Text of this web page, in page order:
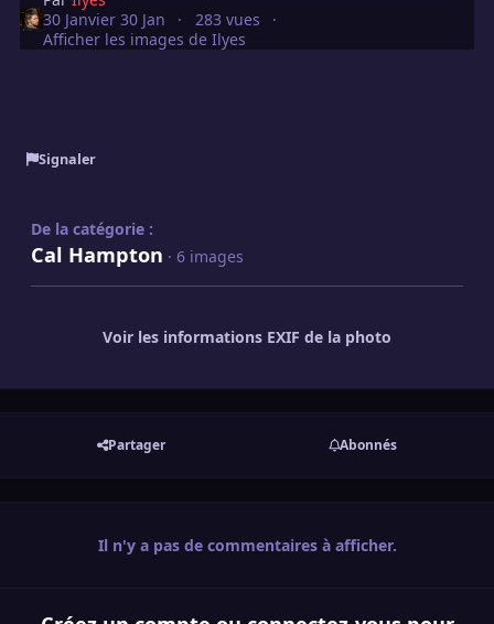
30 Janvier30 Jan
283 vues
Afficher les images de Ilyes
Signaler
De la catégorie :
Cal Hampton · 6 images
Voir les informations EXIF de la photo
Partager Abonnés
Il n'y a pas de commentaires à afficher.